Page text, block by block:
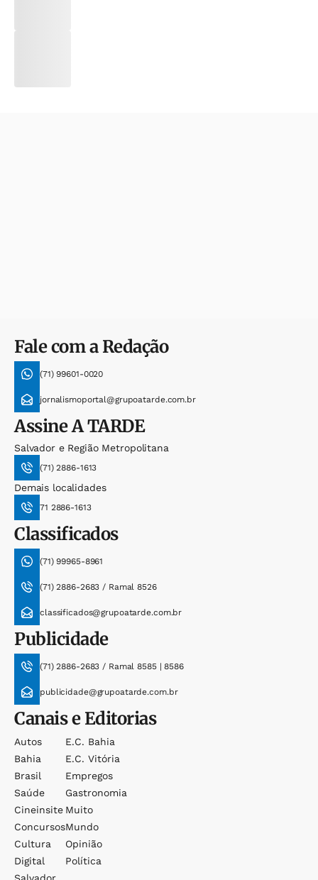
Fale com a Redação
(71) 99601-0020
jornalismoportal@grupoatarde.com.br
AssineA TARDE
Salvador e Região Metropolitana
(71) 2886-1613
Demais localidades
71 2886-1613
Classificados
(71) 99965-8961
(71) 2886-2683 / Ramal 8526
classificados@grupoatarde.com.br
Publicidade
(71) 2886-2683 / Ramal 8585 | 8586
publicidade@grupoatarde.com.br
Canais e Editorias
Autos
Bahia
Brasil
Saúde
Cineinsite
Concursos
Cultura
Digital
E.c. Bahia
E.c. Vitória
Empregos
Gastronomia
Muito
Mundo
Opinião
Política